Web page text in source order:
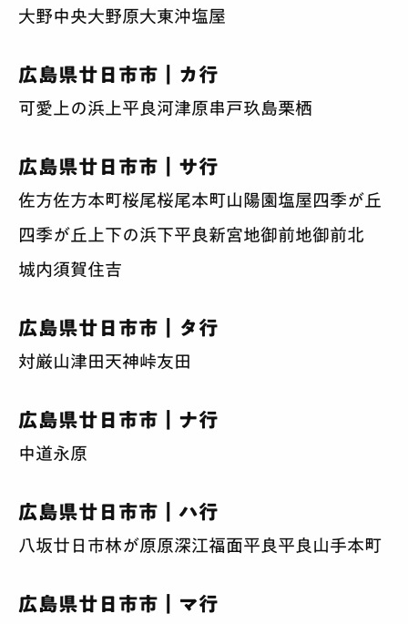
大野中央大野原大東沖塩屋
広島県廿日市市｜カ行
可愛 上の浜 上平良河津原串戸玖島栗栖
広島県廿日市市｜サ行
佐方佐方本町桜尾桜尾本町山陽園 塩屋四季が丘
四季が丘上下の浜下平良新宮地御前地御前北
城内須賀住吉
広島県廿日市市｜タ行
対厳山津田天神峠友田
広島県廿日市市｜ナ行
中道永原
広島県廿日市市｜ハ行
八坂廿日市林が原原深江福面平良平良山手本町
広島県廿日市市｜マ行